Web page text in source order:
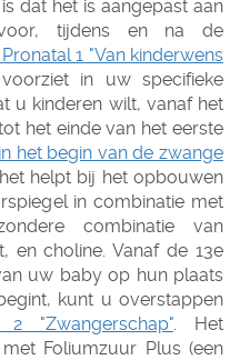
dat het is aangepast aan
tijdens en na de
1 "Van kinderwens
voorziet in uw specifieke
u kinderen wilt, vanaf het
het einde van het eerste
het begin van de zwange
helpt bij het opbouwen
in combinatie met
combinatie van
en choline. Vanaf de 13e
uw baby op hun plaats
kunt u overstappen
"Zwangerschap". Het
Foliumzuur Plus (een